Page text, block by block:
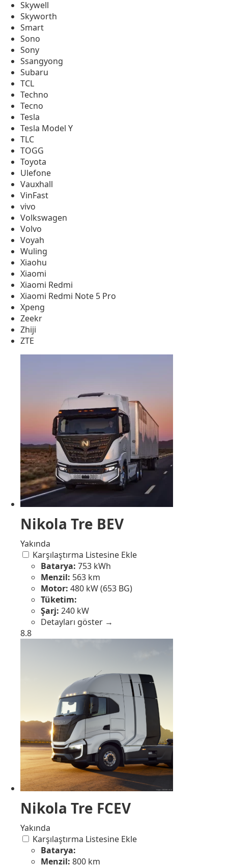
Skywell
Skyworth
Smart
Sono
Sony
Ssangyong
Subaru
TCL
Techno
Tecno
Tesla
Tesla Model Y
TLC
TOGG
Toyota
Ulefone
Vauxhall
VinFast
vivo
Volkswagen
Volvo
Voyah
Wuling
Xiaohu
Xiaomi
Xiaomi Redmi
Xiaomi Redmi Note 5 Pro
Xpeng
Zeekr
Zhiji
ZTE
Nikola Tre BEV
Yakında
Karşılaştırma Listesine Ekle
Batarya: 753 kWh
Menzil: 563 km
Motor: 480 kW (653 BG)
Tüketim:
Şarj: 240 kW
Detayları göster →
8.8
Nikola Tre FCEV
Yakında
Karşılaştırma Listesine Ekle
Batarya:
Menzil: 800 km